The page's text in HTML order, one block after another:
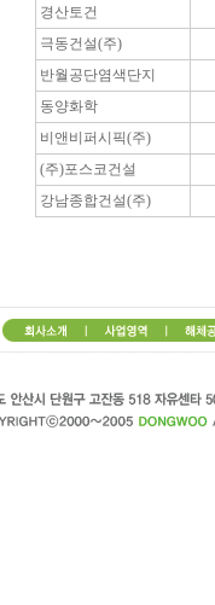
경산토건
극동건설(주)
반월공단염색단지
동양화학
비앤비퍼시픽(주)
(주)포스코건설
강남종합건설(주)